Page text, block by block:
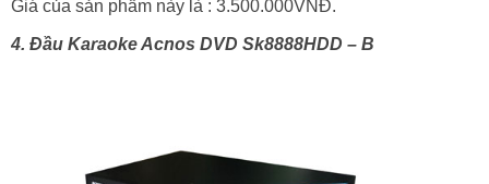
Giá của sản phẩm này là : 3.500.000VNĐ.
4. Đầu Karaoke Acnos DVD Sk8888HDD – B